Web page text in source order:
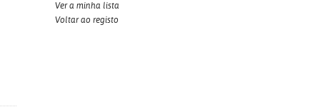
Ver a minha lista
Voltar ao registo